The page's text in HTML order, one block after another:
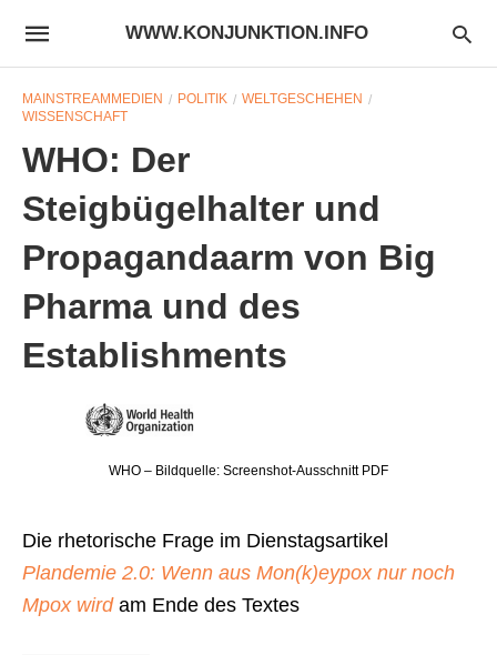
WWW.KONJUNKTION.INFO
MAINSTREAMMEDIEN POLITIK
WELTGESCHEHEN
WISSENSCHAFT
WHO: Der
Steigbügelhalter und
Propagandaarm von Big
Pharma und des
Establishments
WHO – Bildquelle: Screenshot-Ausschnitt PDF
Die rhetorische Frage im Dienstagsartikel
Plandemie 2.0: Wenn aus Mon(k)eypox nur noch
Mpox wirdam Ende des Textes